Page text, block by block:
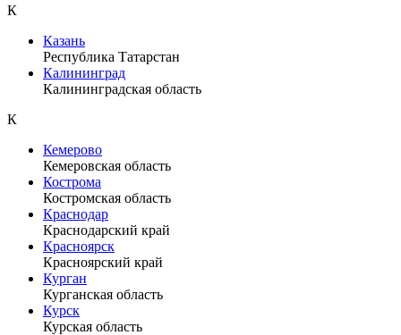
К
Казань
Республика Татарстан
Калининград
Калининградская область
К
Кемерово
Кемеровская область
Кострома
Костромская область
Краснодар
Краснодарский край
Красноярск
Красноярский край
Курган
Курганская область
Курск
Курская область